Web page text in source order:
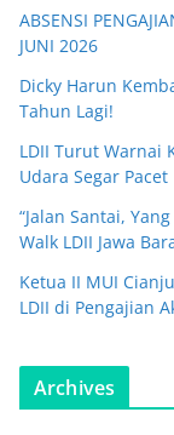
ABSENSI
JUNI 2026
Dicky Harun
Tahun Lagi!
LDII Turut Warnai
Udara Segar Pacet
“Jalan Santai,
Walk LDII Jawa
Ketua II MUI
LDII di Pengajian
Archives